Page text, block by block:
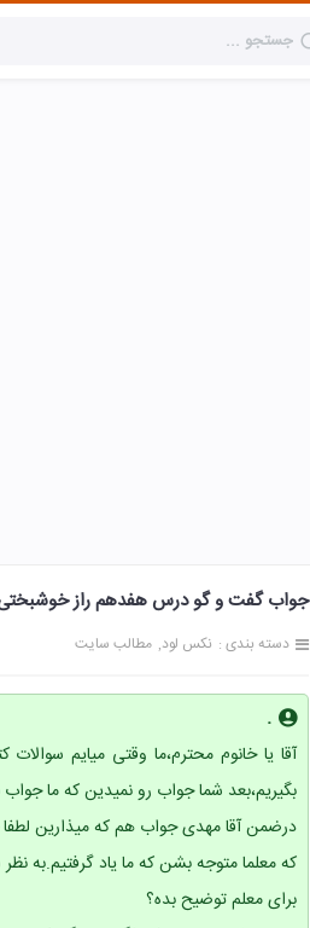
جواب گفت و گو درس هفدهم راز خوشبختی صفحه 121
دسته بندی : نکس لود مطالب سایت
.
آقا یا خانوم محترم،ما وقتی میایم
بگیریم،بعد شما جواب رو نمیدین که ما
درضمن آقا مهدی جواب هم که میذارین
که معلما متوجه بشن که ما یاد گرفتیم.به
برای معلم توضیح بده؟